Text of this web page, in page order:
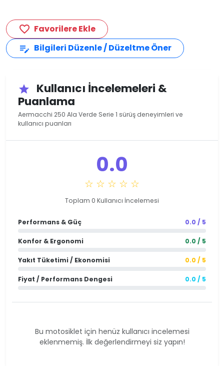
favorite_border Favorilere Ekle
edit_note Bilgileri Düzenle / Düzeltme Öner
star
Kullanıcı İncelemeleri &
Puanlama
Aermacchi 250 Ala Verde Serie 1 sürüş deneyimleri ve
kullanıcı puanları
0.0
☆ ☆ ☆ ☆ ☆
Toplam 0 Kullanıcı İncelemesi
Performans & Güç 0.0 / 5
Konfor & Ergonomi 0.0 / 5
Yakıt Tüketimi / Ekonomisi 0.0 / 5
Fiyat / Performans Dengesi 0.0 / 5
Bu motosiklet için henüz kullanıcı incelemesi
eklenmemiş. İlk değerlendirmeyi siz yapın!